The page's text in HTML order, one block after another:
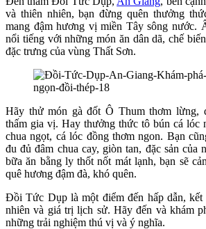
và thiên nhiên, bạn đừng quên thưởng
mang đậm hương vị miền Tây sông nước.
nổi tiếng với những món ăn dân dã, chế
đặc trưng của vùng Thất Sơn.
Hãy thử món gà đốt Ô Thum thơm lừng,
thấm gia vị. Hay thưởng thức tô bún cá lóc
chua ngọt, cá lóc đồng thơm ngon. Bạn
đu đủ đâm chua cay, giòn tan, đặc sản của
bữa ăn bằng ly thốt nốt mát lạnh, bạn sẽ
quê hương đậm đà, khó quên.
Đồi Tức Dụp là một điểm đến hấp dẫn, kết
nhiên và giá trị lịch sử. Hãy đến và khám
những trải nghiệm thú vị và ý nghĩa.